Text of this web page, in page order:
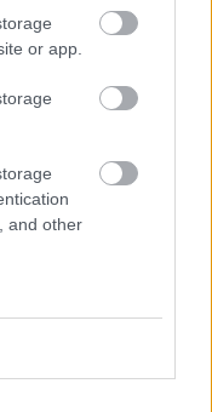
or app.
and other